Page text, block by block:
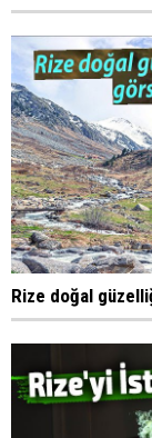
Rize doğal